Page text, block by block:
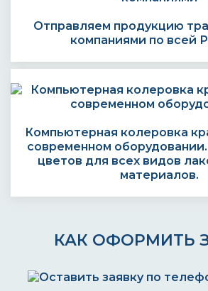
Отправляем продукцию
компаниями по всей
Компьютерная колеровка
современном
цветов для всех видов
материалов.
КАК ОФОРМИТЬ